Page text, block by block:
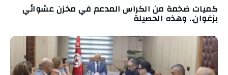
كميات ضخمة من الكراس المدعم في مخزن عشوائي
بزغوان.. وهذه الحصيلة